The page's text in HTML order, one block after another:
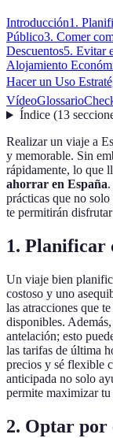
Introducción1.
Público3. Comer
Descuentos5. Evitar
Alojamiento
Hacer un Uso
VídeoGlossario
Índice(13
Realizar un viaje a
y memorable. Sin
rápidamente, lo que
ahorrar en España
prácticas que no
te permitirán
1. Planificar
Un viaje bien
costoso y uno
las atracciones que
disponibles.
antelación; esto
las tarifas de última
precios y sé flexible
anticipada no solo
permite maximizar
2. Optar por